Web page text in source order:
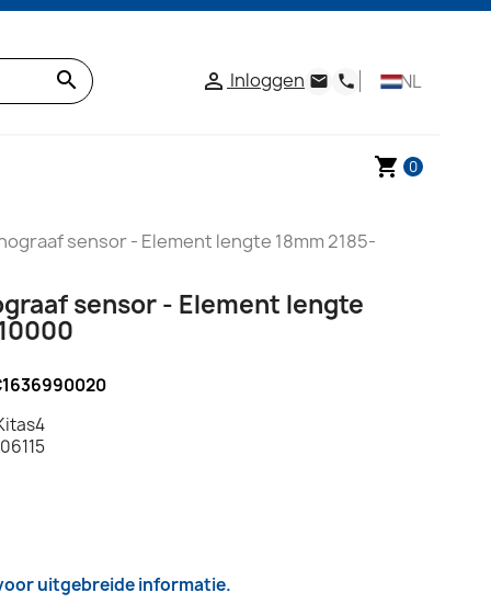
search  Inloggen email phone NL
shopping_cart 0
sensor - Element lengte 18mm 2185-
sensor - Element lengte
uitgebreide informatie.